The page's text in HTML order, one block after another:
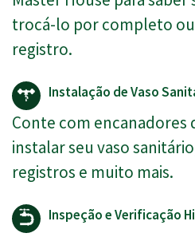
trocá-lo por completo
registro.
Instalação de Vaso
Conte com encanadores
instalar seu vaso
registros e muito mais.
Inspeção e Verificação